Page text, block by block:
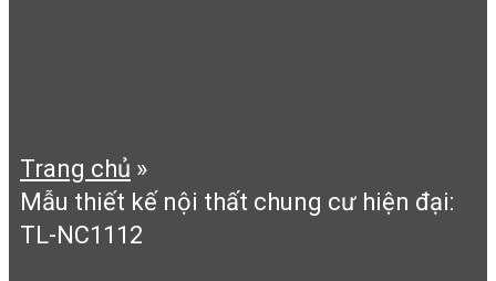
Trang chủ »
Mẫu thiết kế nội thất chung cư hiện đại:
TL-NC1112